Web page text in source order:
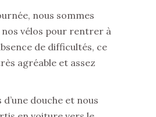
nous sommes
vélos pour rentrer à
de difficultés, ce
agréable et assez
douche et nous